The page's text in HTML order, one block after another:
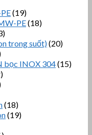
(19)
PE(18)
trong suốt)(20)
bọc INOX 304(15)
(18)
(19)